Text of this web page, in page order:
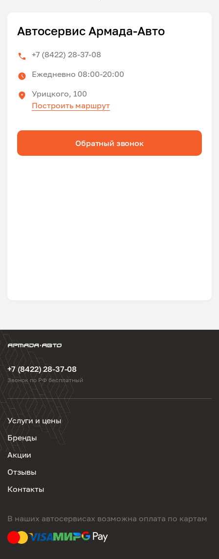
Автосервис Армада-Авто
+7 (8422) 28-37-08
Ежедневно 08:00-20:00
Урицкого, 100
Построить маршрут
Обратный звонок
+7 (8422) 28-37-08
Звонок по РФ бесплатный
Услуги и цены
Бренды
Акции
Отзывы
Контакты
В наших автосервисах возможна оплата по картам